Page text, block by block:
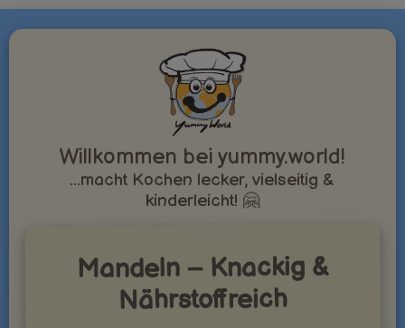
Willkommen bei yummy.world!
...macht Kochen lecker, vielseitig &
kinderleicht! 🤗
Mandeln – Knackig &
Nährstoffreich